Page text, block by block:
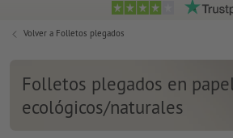
Volver a Folletos plegados
Folletos plegados en
ecológicos/naturales